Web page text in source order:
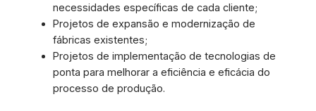
necessidades específicas de cada cliente;
Projetos de expansão e modernização de
fábricas existentes;
Projetos de implementação de tecnologias de
ponta para melhorar a eficiência e eficácia do
processo de produção.